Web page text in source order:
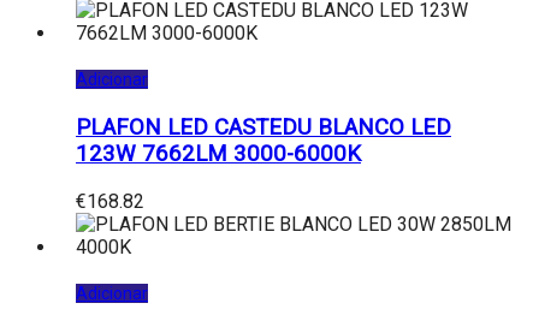
Adicionar
PLAFON LED CASTEDU BLANCO LED
123W 7662LM 3000-6000K
€168.82
Adicionar